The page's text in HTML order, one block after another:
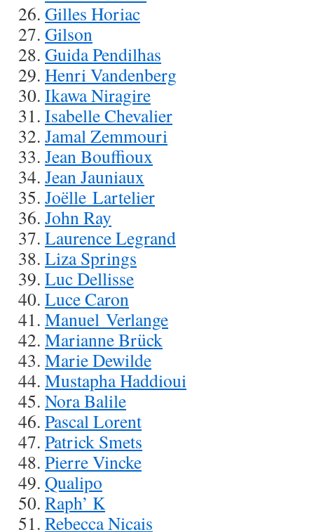
Gilles Horiac
Gilson
Guida Pendilhas
Henri Vandenberg
Ikawa Niragire
Isabelle Chevalier
Jamal Zemmouri
Jean Bouffioux
Jean Jauniaux
Joëlle Lartelier
John Ray
Laurence Legrand
Liza Springs
Luc Dellisse
Luce Caron
Manuel Verlange
Marianne Brück
Marie Dewilde
Mustapha Haddioui
Nora Balile
Pascal Lorent
Patrick Smets
Pierre Vincke
Qualipo
Raph’ K
Rebecca Nicais